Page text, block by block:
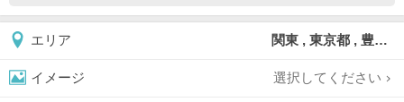
エリア 関東 , 東京都 , 豊洲
イメージ 選択してください